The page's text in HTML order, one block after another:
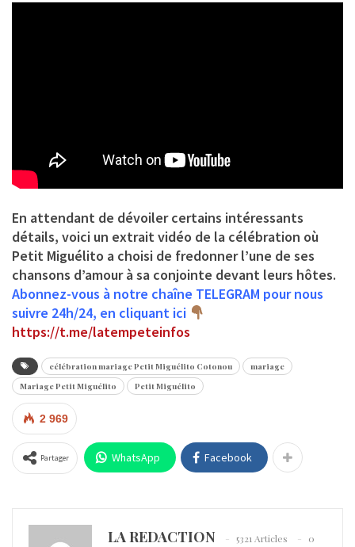
En attendant de dévoiler certains intéressants
détails, voici un extrait vidéo de la célébration où
Petit Miguélito a choisi de fredonner l’une de ses
chansons d’amour à sa conjointe devant leurs hôtes.
Abonnez-vous à notre chaîne TELEGRAM pour nous
suivre 24h/24, en cliquant ici
https://t.me/latempeteinfos
célébration mariage Petit Miguélito Cotonou
mariage
Mariage Petit Miguélito
Petit Miguélito
2 969
Partager WhatsApp Facebook
LA REDACTION 5321 Articles
0